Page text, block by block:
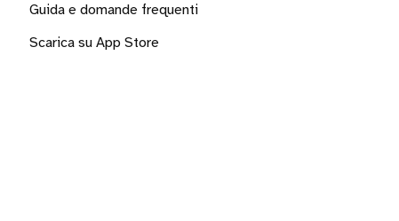
Guida e domande frequenti
Scarica su App Store